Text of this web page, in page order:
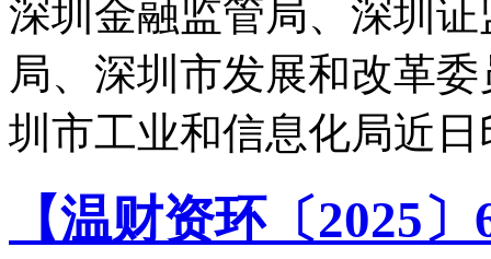
深圳金融监管局、深圳
局、深圳市发展和改革
圳市工业和信息化局近日
【温财资环〔2025